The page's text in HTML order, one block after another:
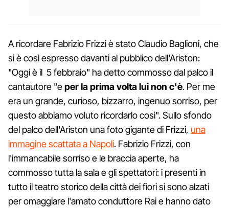
A ricordare Fabrizio Frizzi è stato Claudio Baglioni, che
si è così espresso davanti al pubblico dell'Ariston:
"Oggi è il 5 febbraio" ha detto commosso dal palco il
cantautore "eper la prima volta lui non c'è. Per me
era un grande, curioso, bizzarro, ingenuo sorriso, per
questo abbiamo voluto ricordarlo così". Sullo sfondo
del palco dell'Ariston una foto gigante di Frizzi, una
immagine scattata a Napoli. Fabrizio Frizzi, con
l'immancabile sorriso e le braccia aperte, ha
commosso tutta la sala e gli spettatori: i presenti in
tutto il teatro storico della città dei fiori si sono alzati
per omaggiare l'amato conduttore Rai e hanno dato